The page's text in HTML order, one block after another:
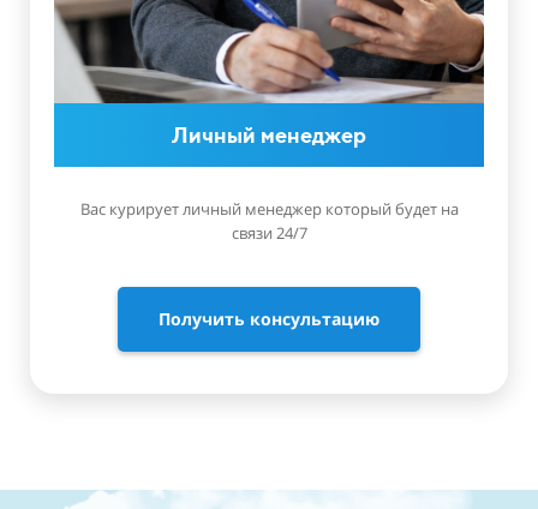
Личный менеджер
Вас курирует личный менеджер который будет на
связи 24/7
Получить консультацию